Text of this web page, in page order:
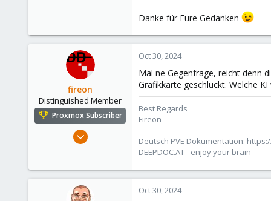
Danke für Eure Gedanken
fireon
Distinguished Member
Proxmox Subscriber
Oct 25, 2010
183
Austria/Graz
Oct 30, 2024
Mal ne Gegenfrage, reicht denn
Grafikkarte geschluckt. Welche
Best Regards
Fireon
Deutsch PVE Dokumentation:
DEEPDOC.AT - enjoy your brain
Oct 30, 2024